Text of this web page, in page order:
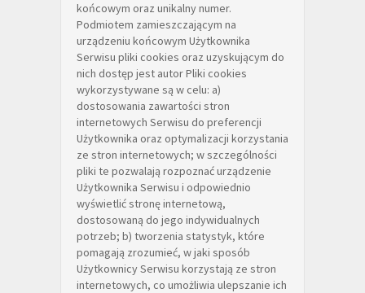
końcowym oraz unikalny numer.
Podmiotem zamieszczającym na
urządzeniu końcowym Użytkownika
Serwisu pliki cookies oraz uzyskującym do
nich dostęp jest autor Pliki cookies
wykorzystywane są w celu: a)
dostosowania zawartości stron
internetowych Serwisu do preferencji
Użytkownika oraz optymalizacji korzystania
ze stron internetowych; w szczególności
pliki te pozwalają rozpoznać urządzenie
Użytkownika Serwisu i odpowiednio
wyświetlić stronę internetową,
dostosowaną do jego indywidualnych
potrzeb; b) tworzenia statystyk, które
pomagają zrozumieć, w jaki sposób
Użytkownicy Serwisu korzystają ze stron
internetowych, co umożliwia ulepszanie ich